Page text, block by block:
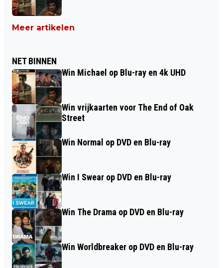
Meer artikelen
NET BINNEN
Win Michael op Blu-ray en 4k UHD
Win vrijkaarten voor The End of Oak
Street
Win Normal op DVD en Blu-ray
Win I Swear op DVD en Blu-ray
Win The Drama op DVD en Blu-ray
Win Worldbreaker op DVD en Blu-ray